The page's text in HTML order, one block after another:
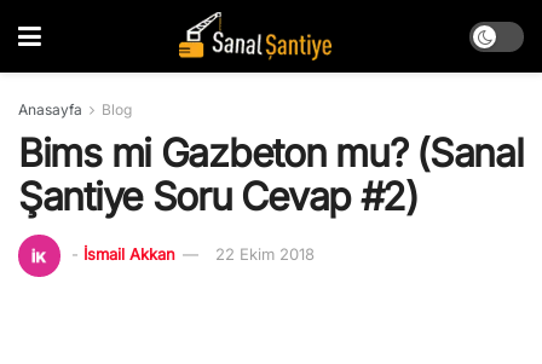
Anasayfa Blog
Bims mi Gazbeton mu? (Sanal
Şantiye Soru Cevap #2)
- İsmail Akkan 22 Ekim 2018